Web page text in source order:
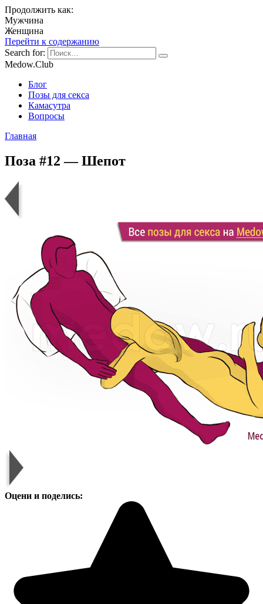
Продолжить как:
Мужчина
Женщина
Перейти к содержанию
Search for:
Medow.Club
Блог
Позы для секса
Камасутра
Вопросы
Главная
Поза #12 — Шепот
Оцени и поделись: